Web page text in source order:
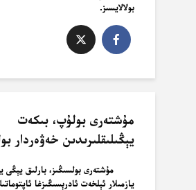
بولالايسىز.
مۇشتەرى بولۇپ، بىكەت
يېڭىلىقلىرىدىن خەۋەردار
مۇشتەرى بولسىڭىز، بارلىق يېڭى
يازمىلار ئېلخەت ئادرېسىڭىزغا